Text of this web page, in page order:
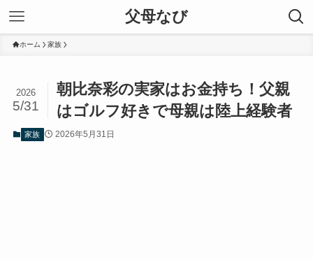
父母なび
ホーム 家族
朝比奈彩の実家はお金持ち！父親
はゴルフ好きで母親は陸上経験者
2026
5/31
家族 2026年5月31日